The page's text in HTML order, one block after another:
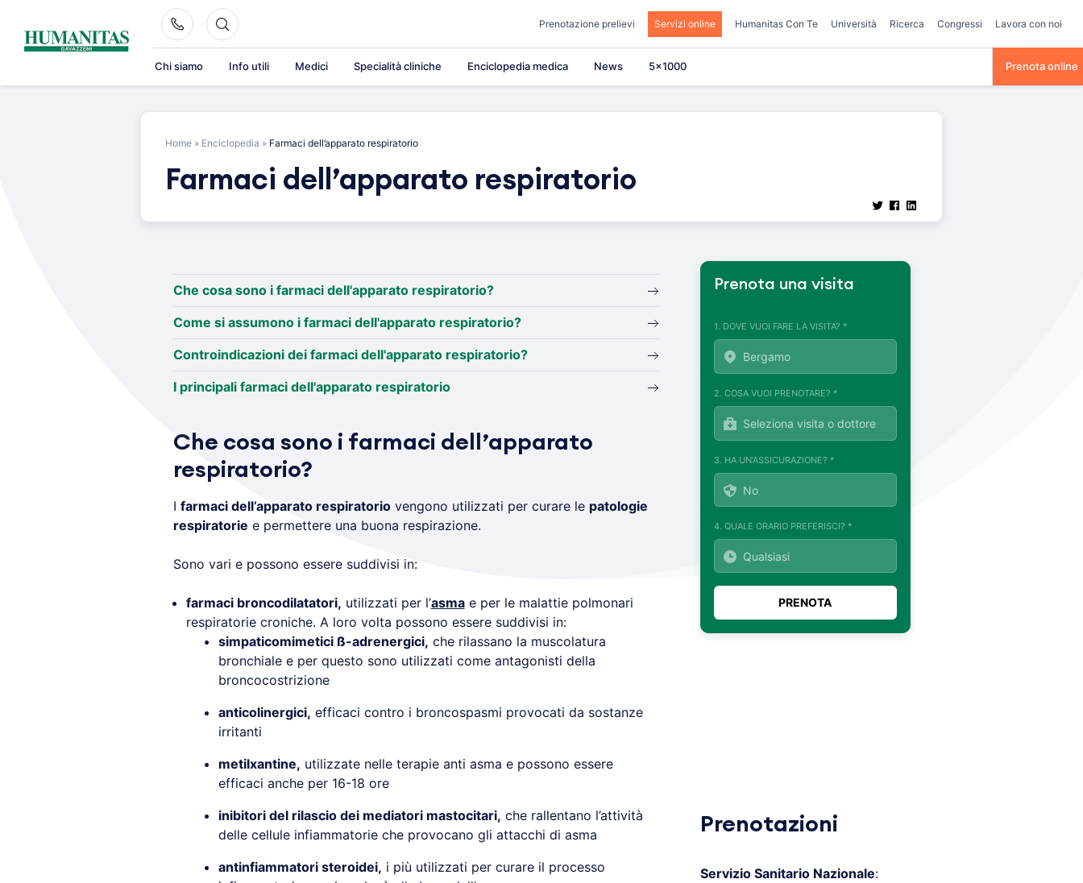
content
Prenotazione prelievi Servizi online Humanitas Con Te Università Ricerca Congressi Lavora con noi
Chi siamo Info utili Medici Specialità cliniche Enciclopedia medica News 5×1000 Prenota online
Home » Enciclopedia » Farmaci dell’apparato respiratorio
Farmaci dell’apparato respiratorio
Che cosa sono i farmaci dell'apparato respiratorio?
Come si assumono i farmaci dell'apparato respiratorio?
Controindicazioni dei farmaci dell'apparato respiratorio?
I principali farmaci dell'apparato respiratorio
Che cosa sono i farmaci dell’apparato
respiratorio?
I farmaci dell’apparato respiratoriovengono utilizzati per curare le patologie
respiratorie e permettere una buona respirazione.
Sono vari e possono essere suddivisi in:
farmaci broncodilatatori, utilizzati per l’asmae per le malattie polmonari
respiratorie croniche. A loro volta possono essere suddivisi in:
simpaticomimetici ß-adrenergici, che rilassano la muscolatura
bronchiale e per questo sono utilizzati come antagonisti della
broncocostrizione
anticolinergici, efficaci contro i broncospasmi provocati da sostanze
irritanti
metilxantine, utilizzate nelle terapie anti asma e possono essere
efficaci anche per 16-18 ore
inibitori del rilascio dei mediatori mastocitari, che rallentano l’attività
delle cellule infiammatorie che provocano gli attacchi di asma
antinfiammatori steroidei, i più utilizzati per curare il processo
Prenota una visita
1. DOVE VUOI FARE LA VISITA? *
2. COSA VUOI PRENOTARE? *
3. HA UN'ASSICURAZIONE? *
4. QUALE ORARIO PREFERISCI? *
Prenotazioni
Servizio Sanitario Nazionale: